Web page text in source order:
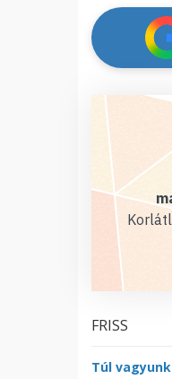
FRISS
Túl